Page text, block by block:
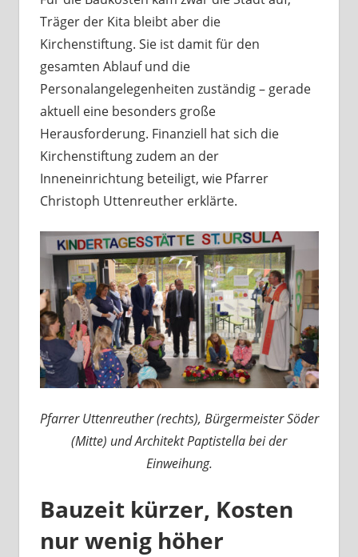
Träger der Kita bleibt aber die
Kirchenstiftung. Sie ist damit für den
gesamten Ablauf und die
Personalangelegenheiten zuständig – gerade
aktuell eine besonders große
Herausforderung. Finanziell hat sich die
Kirchenstiftung zudem an der
Inneneinrichtung beteiligt, wie Pfarrer
Christoph Uttenreuther erklärte.
Pfarrer Uttenreuther (rechts), Bürgermeister Söder
(Mitte) und Architekt Paptistella bei der
Einweihung.
Bauzeit kürzer, Kosten
nur wenig höher